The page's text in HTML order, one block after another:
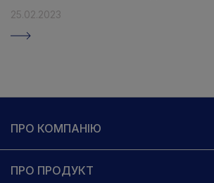
25.02.2023
ПРО КОМПАНІЮ
ПРО ПРОДУКТ